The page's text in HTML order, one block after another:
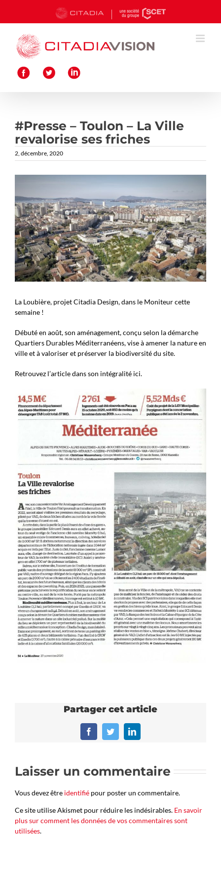
contenu
#Presse – Toulon – La Ville
revalorise ses friches
2, décembre, 2020
La Loubière, projet Citadia Design, dans le Moniteur cette
semaine !
Débuté en août, son aménagement, conçu selon la démarche
Quartiers Durables Méditerranéens, vise à amener la nature en
ville et à valoriser et préserver la biodiversité du site.
Retrouvez l’article dans son intégralité ici.
Partager cet article
FacebookTwitterLinkedIn
Laisser un commentaire
Vous devez être identifié pour poster un commentaire.
Ce site utilise Akismet pour réduire les indésirables. En savoir
plus sur comment les données de vos commentaires sont
utilisées.